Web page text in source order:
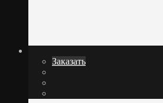
Заказать